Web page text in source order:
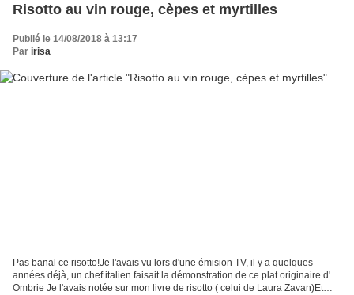
Risotto au vin rouge, cèpes et myrtilles
Publié le 14/08/2018 à 13:17
Par irisa
Pas banal ce risotto!Je l'avais vu lors d'une émision TV, il y a quelques
années déjà, un chef italien faisait la démonstration de ce plat originaire d'
Ombrie Je l'avais notée sur mon livre de risotto ( celui de Laura Zavan)Et